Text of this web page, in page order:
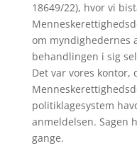
18649/22), hvor vi
om myndighedernes
behandlingen i sig
Det var vores
politiklagesystem
anmeldelsen. Sagen
gange.